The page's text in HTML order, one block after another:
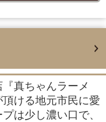
真ちゃんラーメ
ける地元市民に愛
は少し濃い口で、